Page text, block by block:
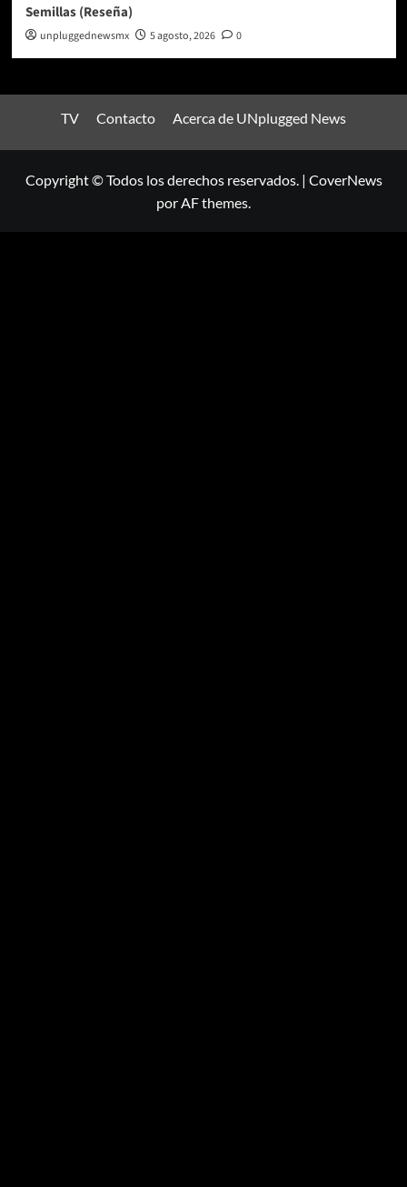
Semillas (Reseña)
unpluggednewsmx 5 agosto, 2026 0
TV Contacto Acerca de UNplugged News
Copyright © Todos los derechos reservados. | CoverNews
por AF themes.